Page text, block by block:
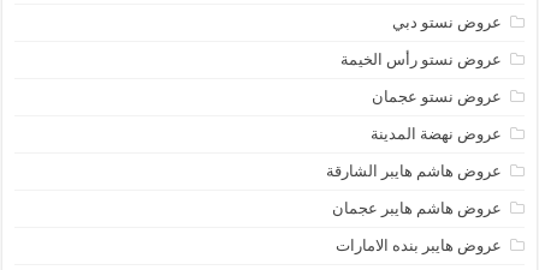
عروض نستو دبي
عروض نستو رأس الخيمة
عروض نستو عجمان
عروض نهضة المدينة
عروض هاشم هايبر الشارقة
عروض هاشم هايبر عجمان
عروض هايبر بنده الامارات